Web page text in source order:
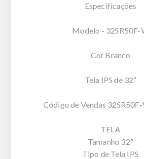
Especificações
Modelo - 32SR50F-
Cor Branco
Tela IPS de 32”
Código de Vendas
TELA
Tamanho 32”
Tipo de Tela IPS